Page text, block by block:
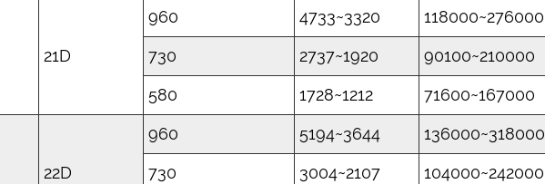
21D
960 4733~3320 118000~276000
730 2737~1920 90100~210000
580 1728~1212 71600~167000
22D
960 5194~3644 136000~318000
730 3004~2107 104000~242000